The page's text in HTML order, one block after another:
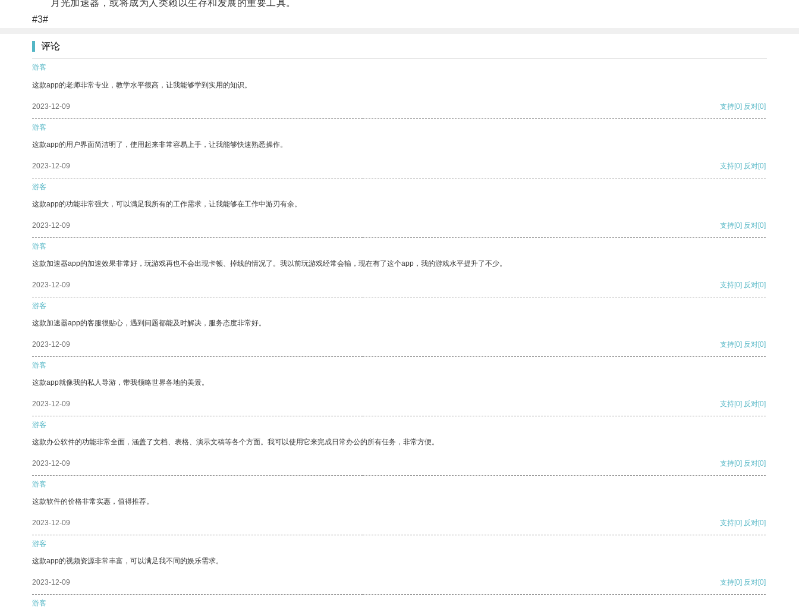
月光加速器，或将成为人类赖以生存和发展的重要工具。
#3#
评论
游客
这款app的老师非常专业，教学水平很高，让我能够学到实用的知识。
2023-12-09 支持[0] 反对[0]
游客
这款app的用户界面简洁明了，使用起来非常容易上手，让我能够快速熟悉操作。
2023-12-09 支持[0] 反对[0]
游客
这款app的功能非常强大，可以满足我所有的工作需求，让我能够在工作中游刃有余。
2023-12-09 支持[0] 反对[0]
游客
这款加速器app的加速效果非常好，玩游戏再也不会出现卡顿、掉线的情况了。我以前玩游戏经常会输，现在有了这个app，我的游戏水平提升了不少。
2023-12-09 支持[0] 反对[0]
游客
这款加速器app的客服很贴心，遇到问题都能及时解决，服务态度非常好。
2023-12-09 支持[0] 反对[0]
游客
这款app就像我的私人导游，带我领略世界各地的美景。
2023-12-09 支持[0] 反对[0]
游客
这款办公软件的功能非常全面，涵盖了文档、表格、演示文稿等各个方面。我可以使用它来完成日常办公的所有任务，非常方便。
2023-12-09 支持[0] 反对[0]
游客
这款软件的价格非常实惠，值得推荐。
2023-12-09 支持[0] 反对[0]
游客
这款app的视频资源非常丰富，可以满足我不同的娱乐需求。
2023-12-09 支持[0] 反对[0]
游客